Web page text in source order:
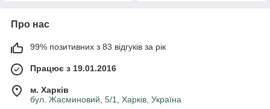
Про нас
99% позитивних з 83 відгуків за рік
Працює з 19.01.2016
м. Харків
бул. Жасминовий, 5/1, Харків, Україна